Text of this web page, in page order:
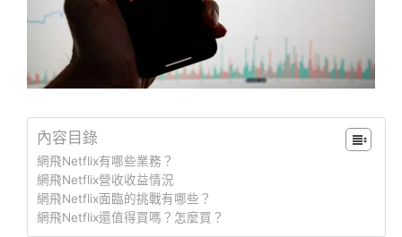
內容目錄
網飛Netflix有哪些業務？
網飛Netflix營收收益情況
網飛Netflix面臨的挑戰有哪些？
網飛Netflix還值得買嗎？怎麼買？